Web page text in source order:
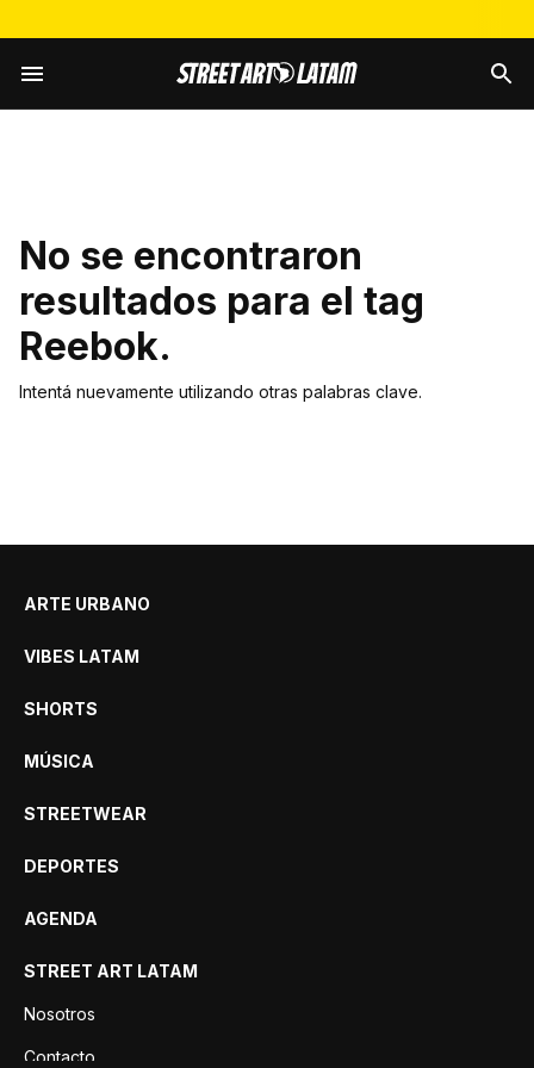
No se encontraron
resultados para el tag
Reebok.
Intentá nuevamente utilizando otras palabras clave.
ARTE URBANO
VIBES LATAM
SHORTS
MÚSICA
STREETWEAR
DEPORTES
AGENDA
STREET ART LATAM
Nosotros
Contacto